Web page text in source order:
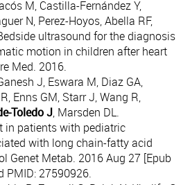
M, Castilla-Fernández Y,
N, Perez-Hoyos, Abella RF,
ultrasound for the diagnosis
motion in children after heart
Med. 2016.
J, Eswara M, Diaz GA,
Enns GM, Starr J, Wang R,
Toledo J, Marsden DL.
in patients with pediatric
with long chain-fatty acid
Genet Metab. 2016 Aug 27 [Epub
PMID: 27590926.